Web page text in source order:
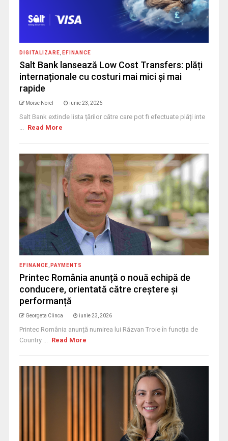
DIGITALIZARE EFINANCE
Salt Bank lansează Low Cost Transfers: plăți
internaționale cu costuri mai mici și mai
rapide
Moise Norel iunie 23, 2026
Salt Bank extinde lista țărilor către care pot fi efectuate plăți inte
... Read More
EFINANCE PAYMENTS
Printec România anunță o nouă echipă de
conducere, orientată către creștere și
performanță
Georgeta Clinca iunie 23, 2026
Printec România anunță numirea lui Răzvan Troie în funcția de
Country ... Read More